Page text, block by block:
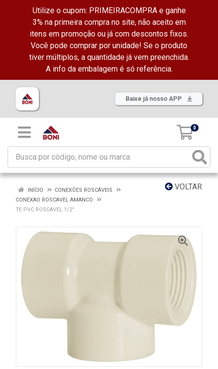
Utilize o cupom: PRIMEIRACOMPRA e ganhe
3% na primeira compra no site, não aceito em
itens em promoção ou já com descontos fixos.
Você pode comprar por unidade! Se o produto
tiver múltiplos, a quantidade já vem preenchida.
A info da embalagem é só referência.
Baixe já nosso APP
0
VOLTAR
INÍCIO
CONEXÕES ROSCÁVEIS
CONEXAO ROSCAVEL AMANCO
TE PVC ROSCAVEL 1/2''